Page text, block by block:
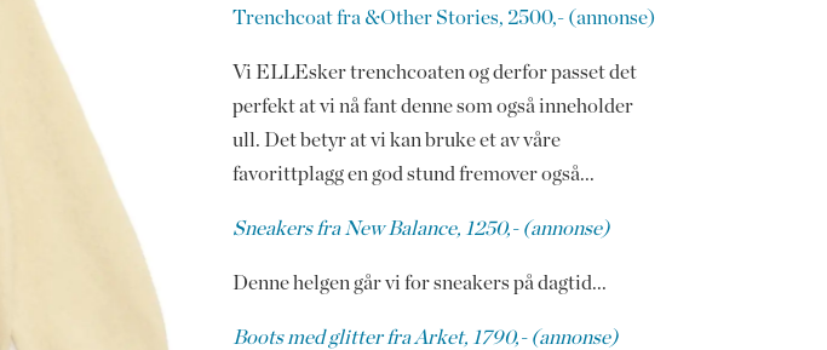
Trenchcoat fra &Other Stories, 2500,- (annonse)
Vi ELLEsker trenchcoaten og derfor passet det
perfekt at vi nå fant denne som også inneholder
ull. Det betyr at vi kan bruke et av våre
favorittplagg en god stund fremover også...
Sneakers fra New Balance, 1250,- (annonse)
Denne helgen går vi for sneakers på dagtid...
Boots med glitter fra Arket, 1790,- (annonse)